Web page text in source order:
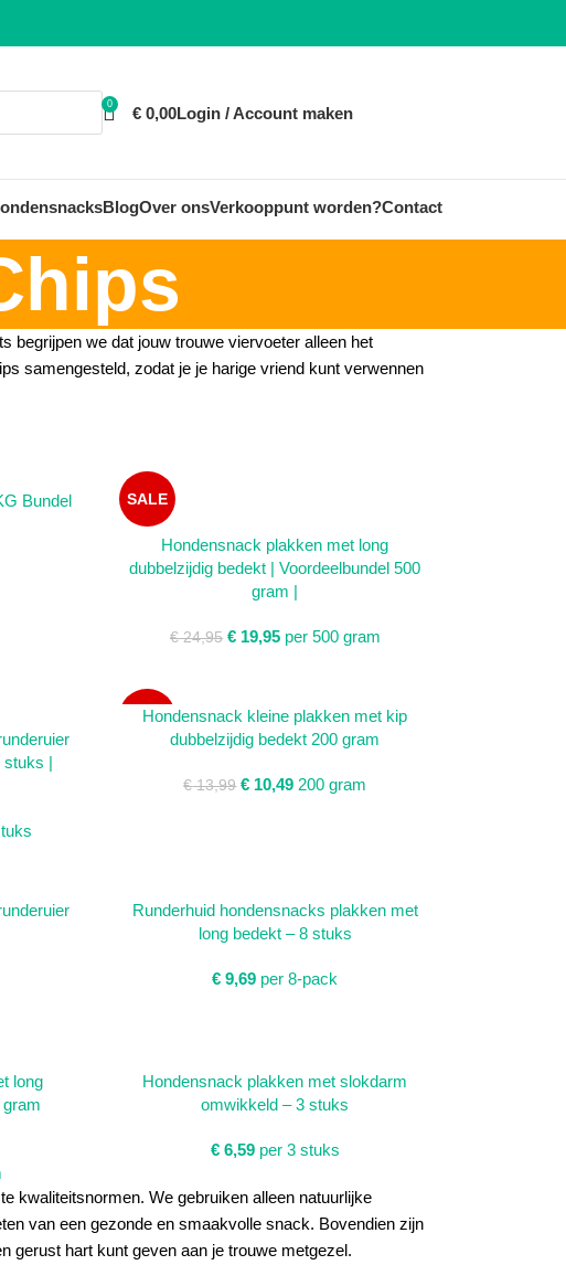
0 € 0,00Login / Account maken
BlogOver onsVerkooppunt worden?Contact
begrijpen we dat jouw trouwe viervoeter alleen het
samengesteld, zodat je je harige vriend kunt verwennen
Bundel SALE
TOEVOEGEN AAN WINKELWAGEN
Hondensnack plakken met long
dubbelzijdig bedekt | Voordeelbundel 500
gram |
€24,95 €19,95 per 500 gram
stuks |
SALE
TOEVOEGEN AAN WINKELWAGEN
Hondensnack kleine plakken met kip
dubbelzijdig bedekt 200 gram
€13,99 € 10,49 200 gram
TOEVOEGEN AAN WINKELWAGEN
Runderhuid hondensnacks plakken met
long bedekt – 8 stuks
€ 9,69 per 8-pack
long
TOEVOEGEN AAN WINKELWAGEN
Hondensnack plakken met slokdarm
omwikkeld – 3 stuks
€6,59 per 3 stuks
kwaliteitsnormen. We gebruiken alleen natuurlijke
van een gezonde en smaakvolle snack. Bovendien zijn
gerust hart kunt geven aan je trouwe metgezel.